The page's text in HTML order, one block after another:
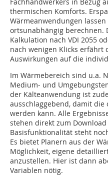
Fachhandwerkers in Bezug
thermischen Komforts.
Wärmeanwendungen
ortsunabhängig berechnen.
Kalkulation nach VDI 2055
nach wenigen Klicks erfährt
Auswirkungen auf die
Im Wärmebereich sind u.a.
Medium- und
der Kälteanwendung ist
ausschlaggebend, damit
werden kann. Alle
stehen direkt zum
Basisfunktionalität steht
Es bietet Planern aus der
Möglichkeit, eigene
anzustellen. Hier ist dann
Variablen nötig.